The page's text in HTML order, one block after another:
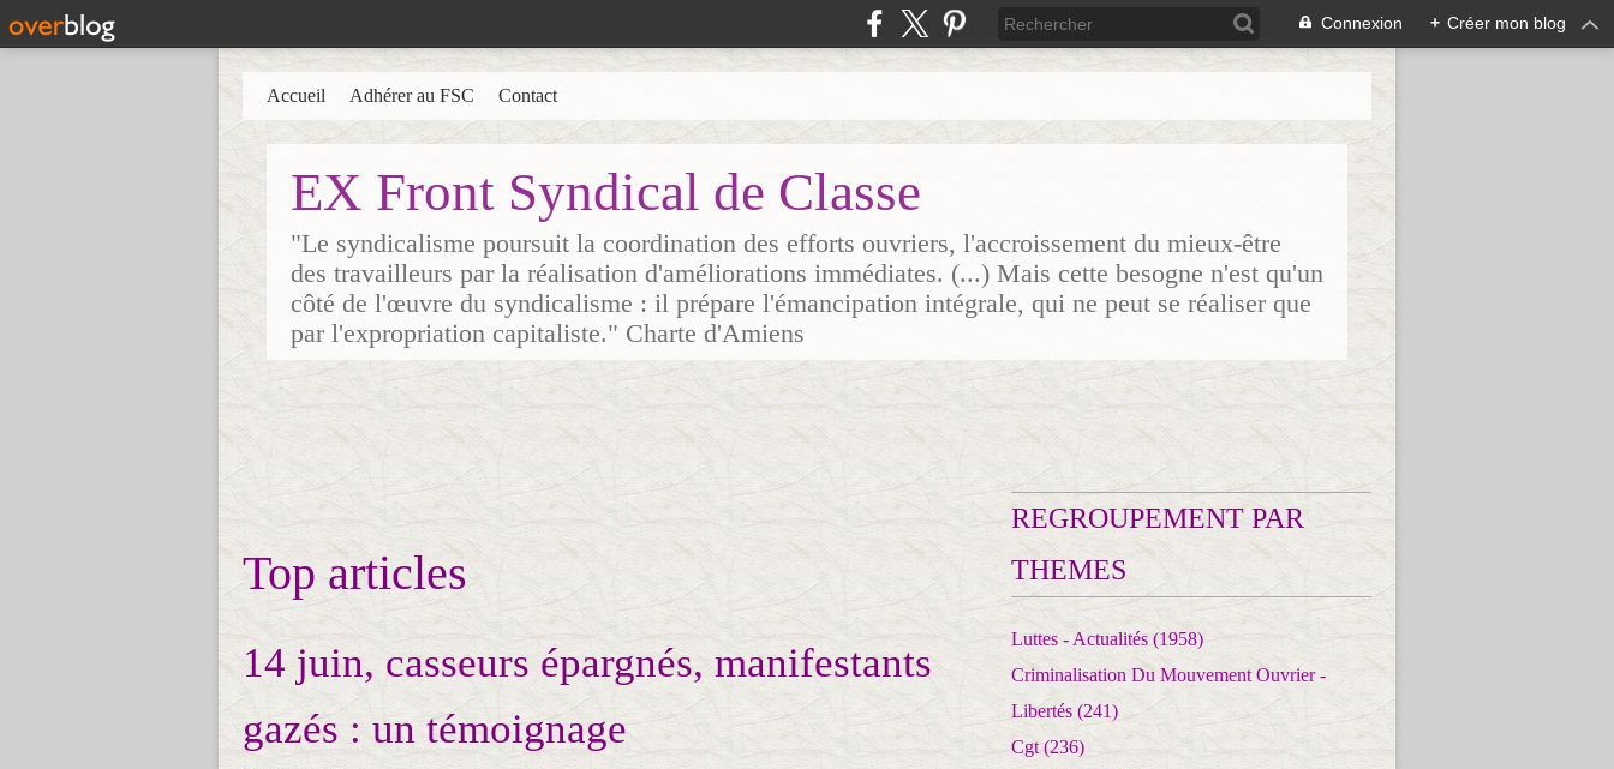
Connexion + Créer mon blog
EX Front Syndical de Classe
"Le syndicalisme poursuit la coordination des efforts ouvriers, l'accroissement du mieux-être
des travailleurs par la réalisation d'améliorations immédiates. (...) Mais cette besogne n'est qu'un
côté de l'œuvre du syndicalisme : il prépare l'émancipation intégrale, qui ne peut se réaliser que
par l'expropriation capitaliste." Charte d'Amiens
Accueil Adhérer au FSC Contact
Top articles
14 juin, casseurs épargnés, manifestants
gazés : un témoignage
REGROUPEMENT PAR
THEMES
Luttes - Actualités (1958)
Criminalisation Du Mouvement Ouvrier -
Libertés (241)
Cgt (236)